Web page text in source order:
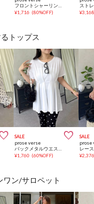
¥1,716 (80%OFF) ¥
トップス
SALE 
prose verse
¥1,760 (60%OFF)
SALE
prose
¥
ワン/サロペット